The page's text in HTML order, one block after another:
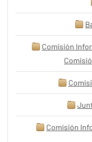
Comisión
Comisión